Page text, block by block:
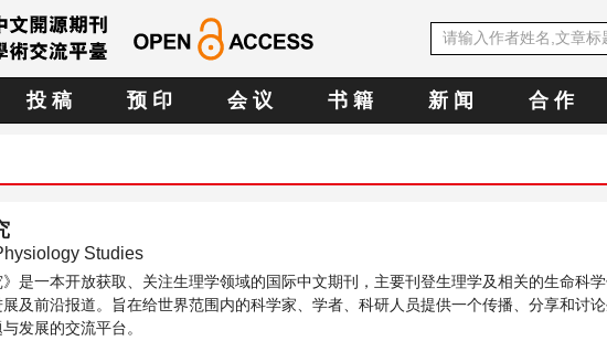
投 稿 预 印 会 议 书 籍 新 闻 合 作
Studies
》是一本开放获取、关注生理学领域的国际中文期刊，主要刊登生理学及相关的生命科
及前沿报道。旨在给世界范围内的科学家、学者、科研人员提供一个传播、分享和讨
发展的交流平台。